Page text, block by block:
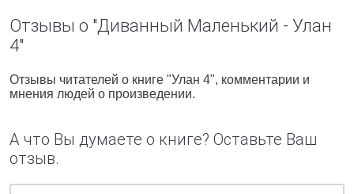
Отзывы о "Диванный Маленький - Улан
4"
Отзывы читателей о книге "Улан 4", комментарии и
мнения людей о произведении.
А что Вы думаете о книге? Оставьте Ваш
отзыв.